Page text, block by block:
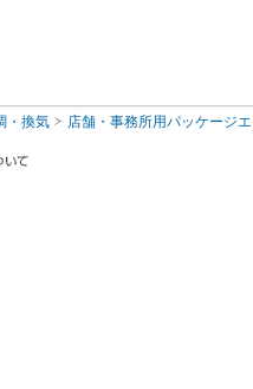
・換気
店舗・事務所用パッケージ